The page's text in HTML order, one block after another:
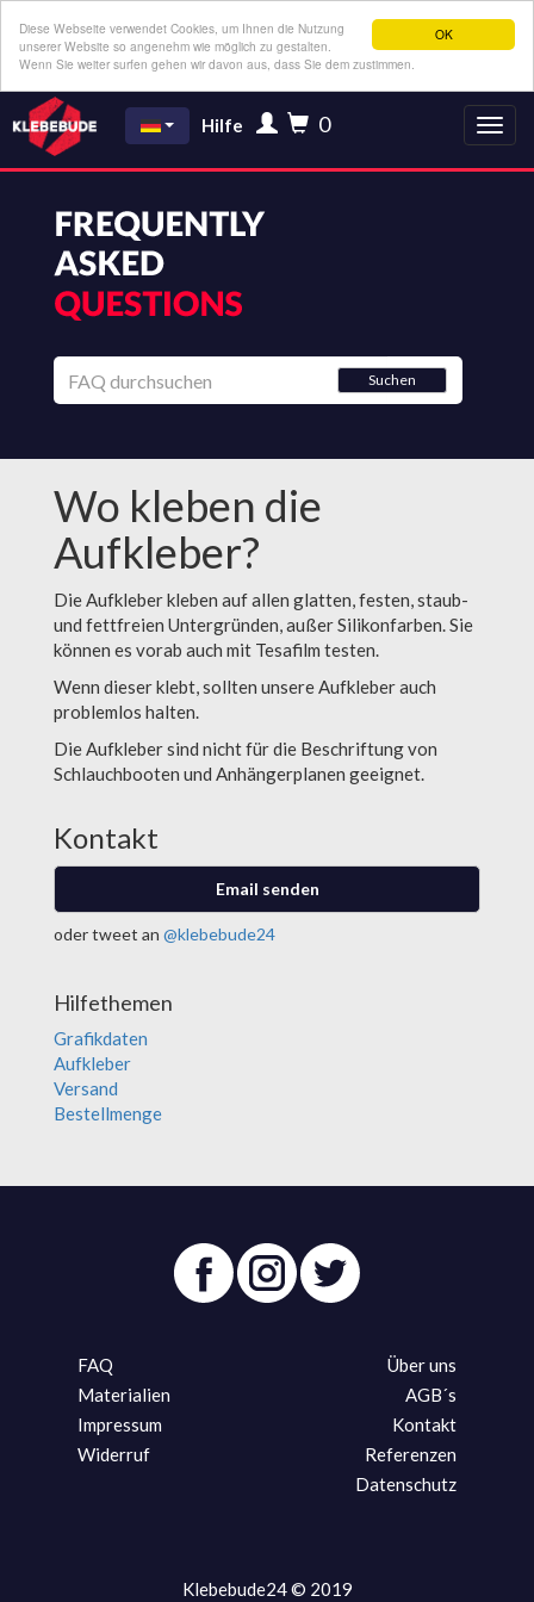
OK
Diese Webseite verwendet Cookies, um Ihnen die Nutzung
unserer Website so angenehm wie möglich zu gestalten.
Wenn Sie weiter surfen gehen wir davon aus, dass Sie dem zustimmen.
Hilfe 0
Suchen
Wo kleben die
Aufkleber?
Die Aufkleber kleben auf allen glatten, festen, staub-
und fettfreien Untergründen, außer Silikonfarben. Sie
können es vorab auch mit Tesafilm testen.
Wenn dieser klebt, sollten unsere Aufkleber auch
problemlos halten.
Die Aufkleber sind nicht für die Beschriftung von
Schlauchbooten und Anhängerplanen geeignet.
Kontakt
Email senden
oder tweet an @klebebude24
Hilfethemen
Grafikdaten
Aufkleber
Versand
Bestellmenge
FAQ
Materialien
Impressum
Widerruf
Über uns
AGB´s
Kontakt
Referenzen
Datenschutz
Klebebude24 © 2019